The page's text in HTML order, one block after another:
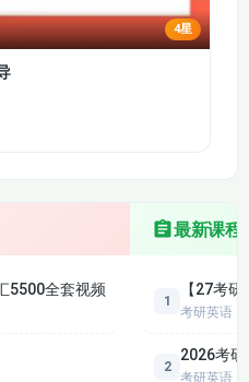
4星
5500全套视频
最新课程
1
【27考
考研英语
2
2026考
考研英语